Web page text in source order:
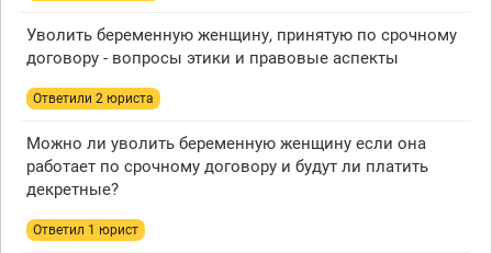
Уволить беременную женщину, принятую по срочному
договору - вопросы этики и правовые аспекты
Ответили 2 юристa
Можно ли уволить беременную женщину если она
работает по срочному договору и будут ли платить
декретные?
Ответил 1 юрист